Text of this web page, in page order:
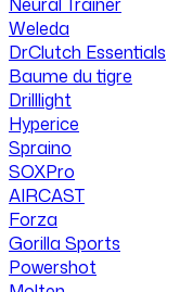
Weleda
DrClutch Essentials
Baume du tigre
Drilllight
Hyperice
Spraino
SOXPro
AIRCAST
Forza
Gorilla Sports
Powershot